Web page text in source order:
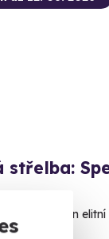
střelba:
jako člen